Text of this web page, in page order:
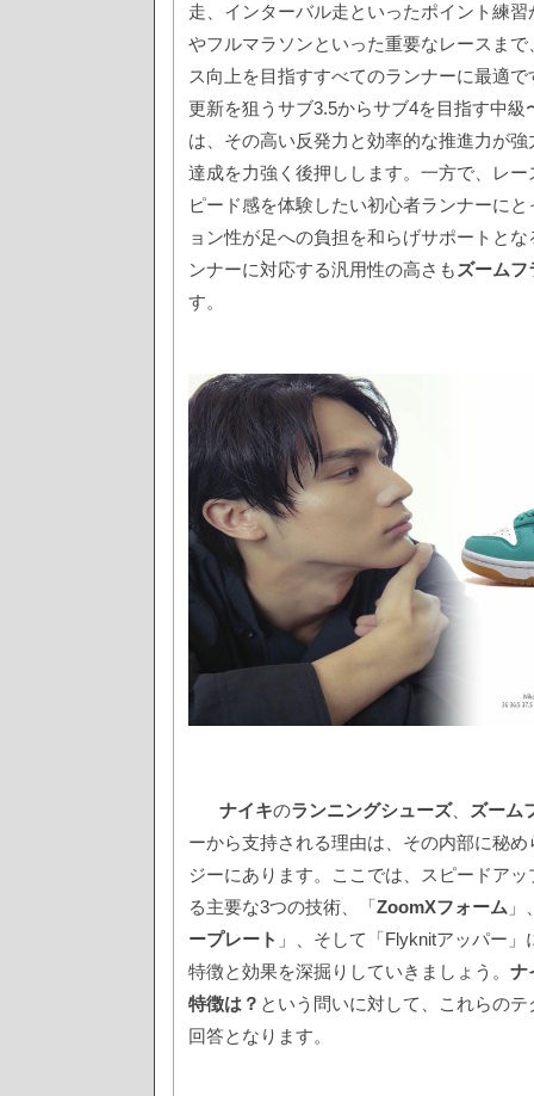
走、インターバル走といったポイント練
やフルマラソンといった重要なレースま
ス向上を目指すすべてのランナーに最適
更新を狙うサブ3.5からサブ4を目指す中級
は、その高い反発力と効率的な推進力が
達成を力強く後押しします。一方で、レ
ピード感を体験したい初心者ランナーに
ョン性が足への負担を和らげサポートと
ンナーに対応する汎用性の高さも ズームフ
す。
ナイキのランニングシューズ、 ズーム
ーから支持される理由は、その内部に秘
ジーにあります。ここでは、スピードア
る主要な3つの技術、「ZoomXフォーム 」
ープレート 」、そして「Flyknitアッパー
特徴と効果を深掘りしていきましょう。 ナ
特徴は？ という問いに対して、これらの
回答となります。